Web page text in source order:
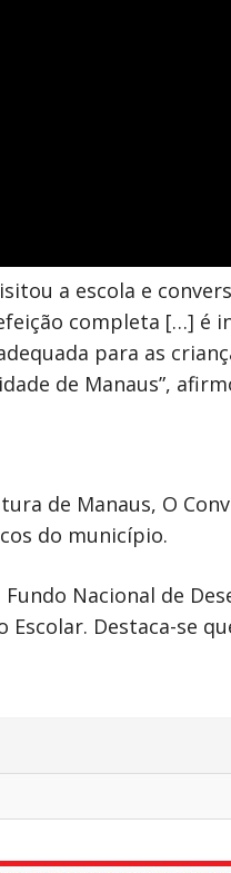
a escola e
completa […] é
para as
de Manaus”,
de Manaus, O
do município.
Nacional de
Destaca-se